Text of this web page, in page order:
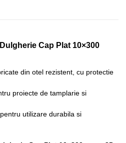
Cap Plat 10×300
din otel rezistent, cu protectie
proiecte de tamplarie si
utilizare durabila si